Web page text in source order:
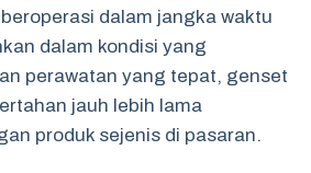
dalam jangka waktu
dalam kondisi yang
perawatan yang tepat, genset
jauh lebih lama
produk sejenis di pasaran.